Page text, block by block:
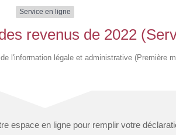
Service en ligne
revenus de 2022
l'information légale et administrative (Première
espace en ligne pour remplir votre